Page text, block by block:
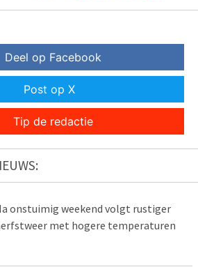
Deel op Facebook
Post op X
Tip de redactie
onstuimig weekend volgt rustiger
met hogere temperaturen